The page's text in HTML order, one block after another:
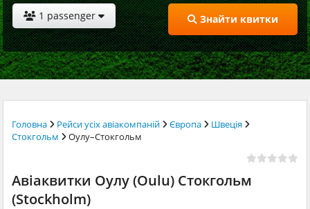
1 passenger Знайти квитки
Головна Рейси усіх авіакомпаній Європа
Швеція
Стокгольм
Оулу–Стокгольм
Авіаквитки Оулу (Oulu) Стокгольм
(Stockholm)